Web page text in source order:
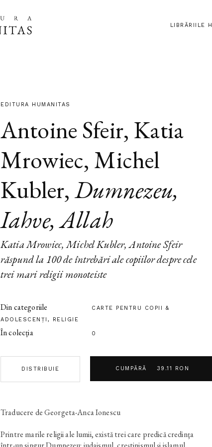
LIBRĂRIILE
EDITURA HUMANITAS
Antoine Sfeir, Katia
Mrowiec, Michel
Kubler,Dumnezeu,
Iahve, Allah
Katia Mrowiec, Michel Kubler, Antoine Sfeir
răspund la 100 de întrebări ale copiilor despre cele
trei mari religii monoteiste
Din categoriile
CARTE PENTRU COPII &
ADOLESCENŢI , RELIGIE
În colecția 0
DISTRIBUIE CUMPĂRĂ 39.11 RON
Traducere de Georgeta-Anca Ionescu
Printre marile religii ale lumii, există trei care predică credinţa